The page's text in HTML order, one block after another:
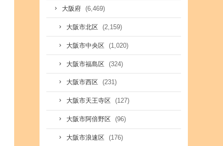
大阪府 (6,469)
大阪市北区 (2,159)
大阪市中央区 (1,020)
大阪市福島区 (324)
大阪市西区 (231)
大阪市天王寺区 (127)
大阪市阿倍野区 (96)
大阪市浪速区 (176)